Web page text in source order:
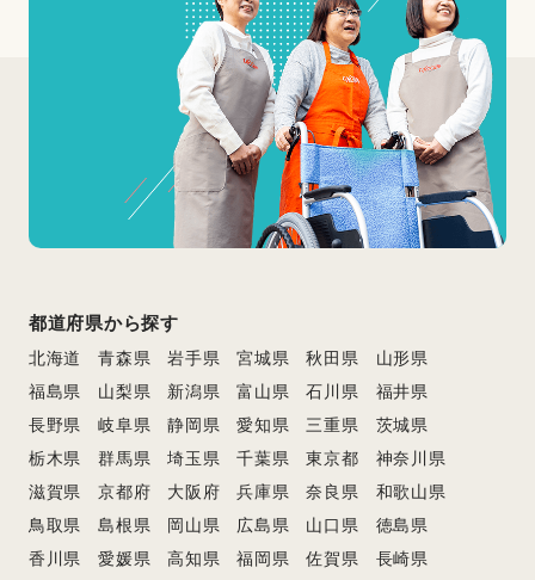
都道府県から探す
北海道 青森県 岩手県 宮城県 秋田県
山形県
福島県
山梨県 新潟県 富山県 石川県
福井県
長野県
岐阜県 静岡県 愛知県 三重県
茨城県
栃木県
群馬県 埼玉県 千葉県 東京都
神奈川県
滋賀県
京都府 大阪府 兵庫県 奈良県
和歌山県
鳥取県
島根県 岡山県 広島県 山口県
徳島県
香川県
愛媛県 高知県 福岡県 佐賀県
長崎県